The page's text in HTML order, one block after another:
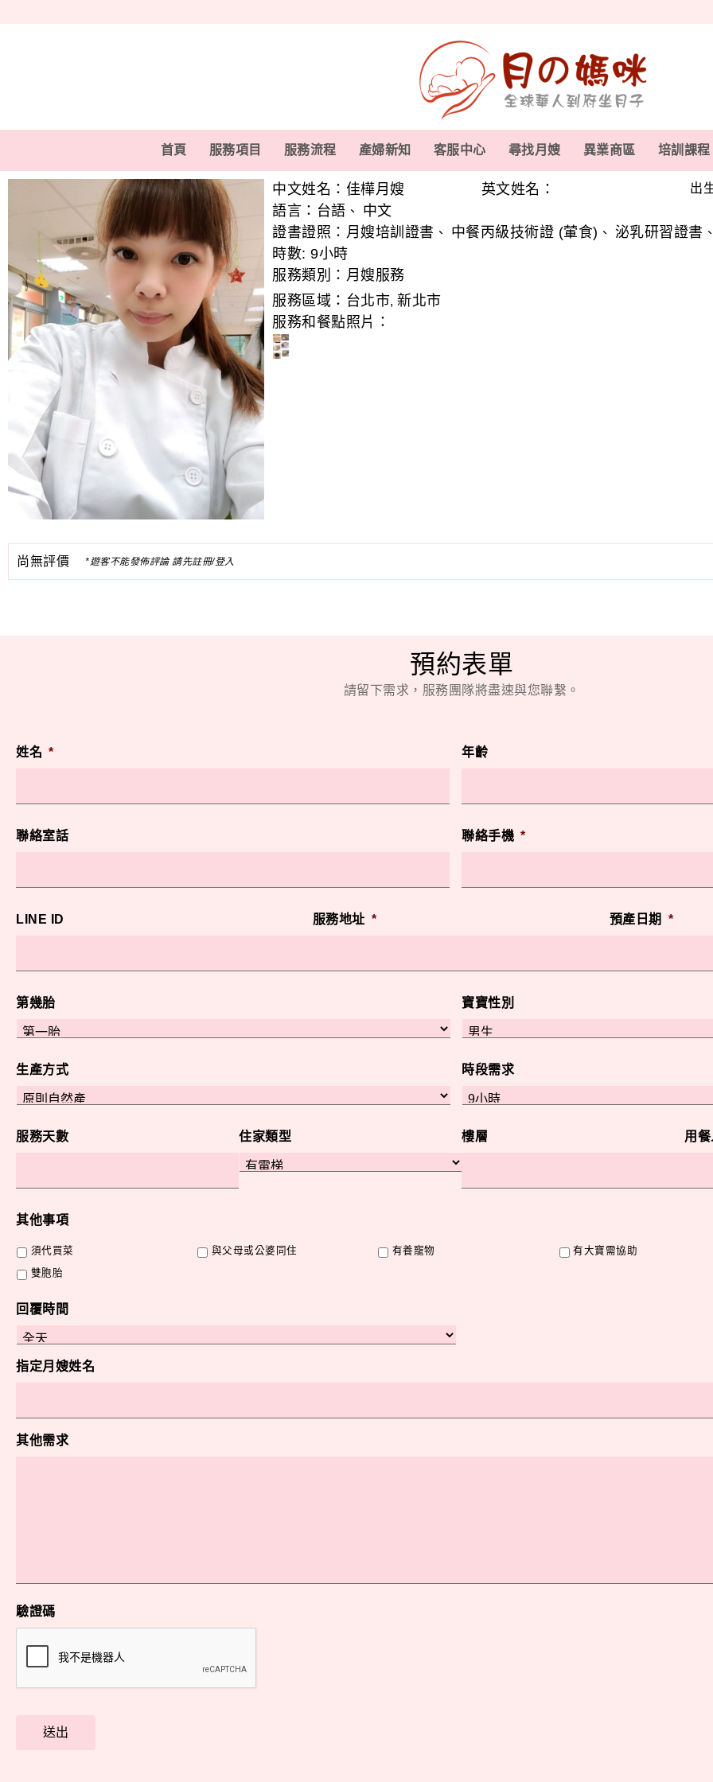
首頁 服務項目 服務流程 產婦新知 客服中心 尋找月嫂 異業商區 培訓課程
中文姓名：佳樺月嫂 英文姓名： 出
語言： 台語 、
中文
證書證照： 月嫂培訓證書 、 中餐丙級技術證 (葷食) 、 泌乳研習證書 、
時數: 9小時
服務類別： 月嫂服務
服務區域： 台北市, 新北市
服務和餐點照片：
尚無評價 *遊客不能發佈評論 請先註冊/登入
預約表單
請留下需求，服務團隊將盡速與您聯繫。
姓名 * 年齡
聯絡室話 聯絡手機 *
LINE ID 服務地址 * 預產日期 *
第幾胎 寶寶性別
生產方式 時段需求
服務天數 住家類型 樓層 用
其他事項
須代買菜 與父母或公婆同住 有養寵物 有大寶需協助
雙胞胎
回覆時間
指定月嫂姓名
其他需求
驗證碼